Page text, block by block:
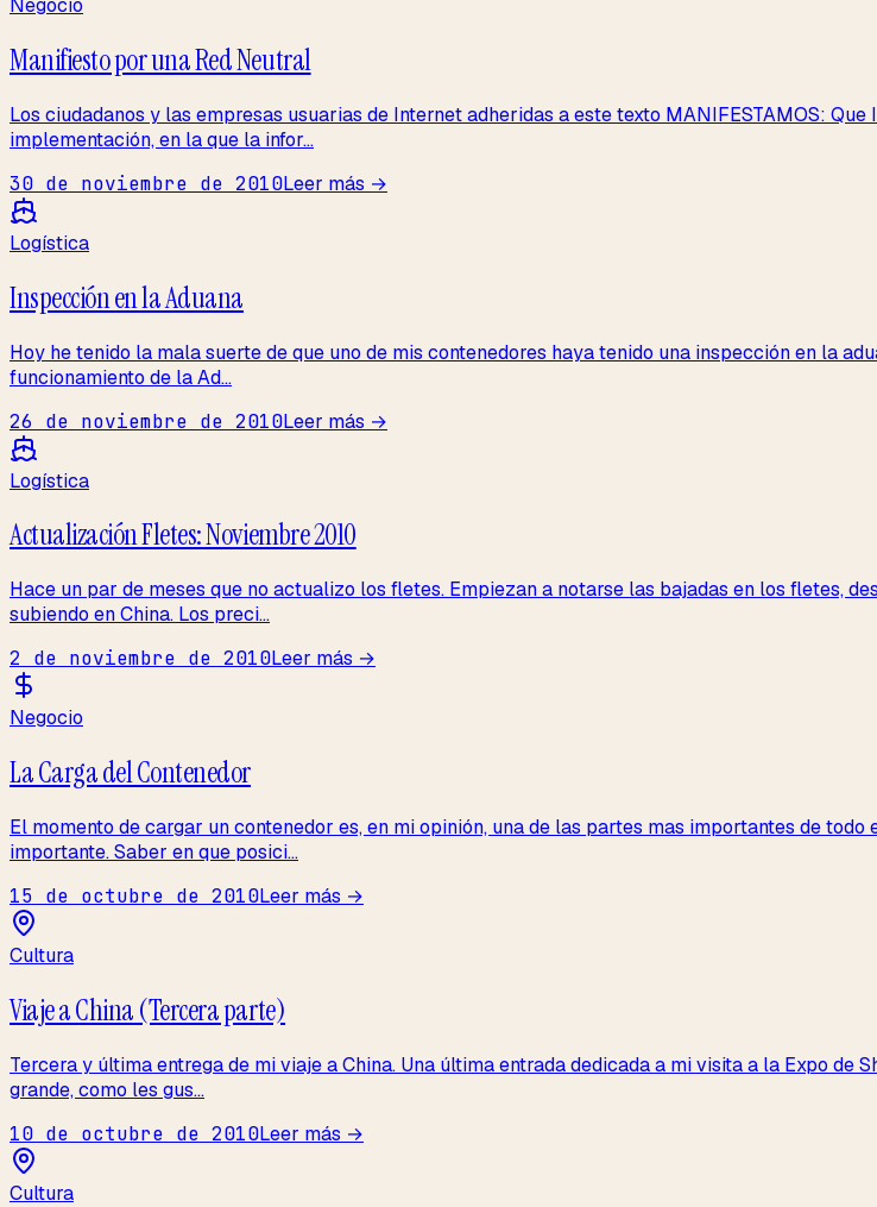
Negocio
Manifiesto por una Red Neutral
Los ciudadanos y las empresas usuarias de Internet adheridas a este texto MANIFESTAMOS:
implementación, en la que la infor...
30 de noviembre de 2010Leer más →
Logística
Inspección en la Aduana
Hoy he tenido la mala suerte de que uno de mis contenedores haya tenido una inspección en la
funcionamiento de la Ad...
26 de noviembre de 2010Leer más →
Logística
Actualización Fletes: Noviembre 2010
Hace un par de meses que no actualizo los fletes. Empiezan a notarse las bajadas en los fletes,
subiendo en China. Los preci...
2 de noviembre de 2010Leer más →
Negocio
La Carga del Contenedor
El momento de cargar un contenedor es, en mi opinión, una de las partes mas importantes de
importante. Saber en que posici...
15 de octubre de 2010Leer más →
Cultura
Viaje a China (Tercera parte)
Tercera y última entrega de mi viaje a China. Una última entrada dedicada a mi visita a la Expo
grande, como les gus...
10 de octubre de 2010Leer más →
Cultura